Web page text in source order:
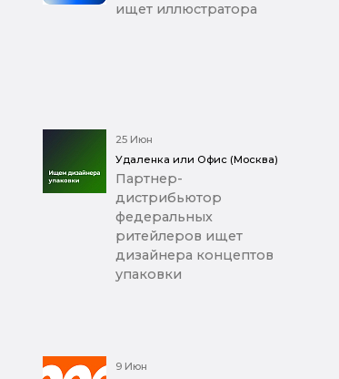
ищет иллюстратора
25 Июн
Удаленка или Офис (Москва)
Партнер-
дистрибьютор
федеральных
ритейлеров ищет
дизайнера концептов
упаковки
9 Июн